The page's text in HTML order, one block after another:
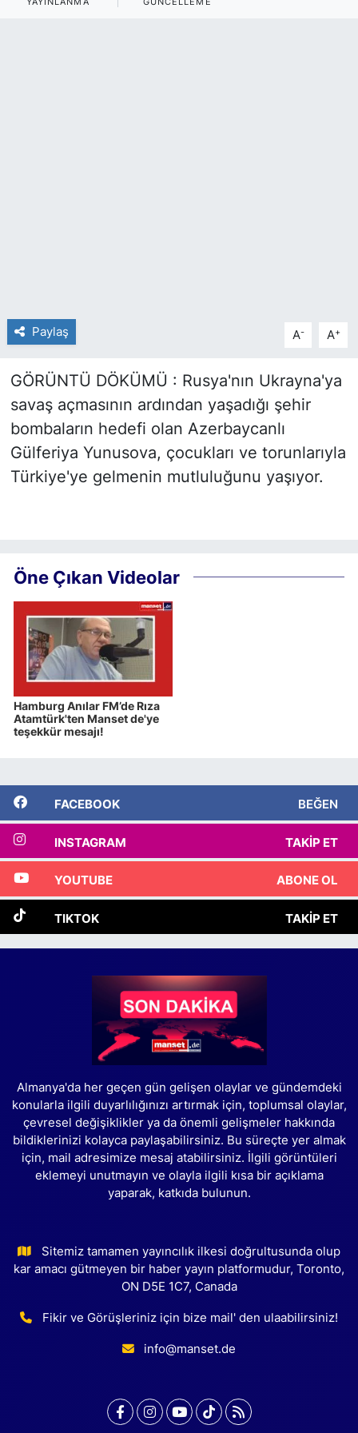
Paylaş A- A+
GÖRÜNTÜ DÖKÜMÜ : Rusya'nın Ukrayna'ya
savaş açmasının ardından yaşadığı şehir
bombaların hedefi olan Azerbaycanlı
Gülferiya Yunusova, çocukları ve torunlarıyla
Türkiye'ye gelmenin mutluluğunu yaşıyor.
Öne Çıkan Videolar
Hamburg Anılar FM’de Rıza
Atamtürk'ten Manset de'ye
teşekkür mesajı!
FACEBOOK BEĞEN
INSTAGRAM TAKIP ET
YOUTUBE ABONE OL
TIKTOK TAKIP ET
Almanya'da her geçen gün gelişen olaylar ve gündemdeki
konularla ilgili duyarlılığınızı artırmak için, toplumsal olaylar,
çevresel değişiklikler ya da önemli gelişmeler hakkında
bildiklerinizi kolayca paylaşabilirsiniz. Bu süreçte yer almak
için, mail adresimize mesaj atabilirsiniz. İlgili görüntüleri
eklemeyi unutmayın ve olayla ilgili kısa bir açıklama
yaparak, katkıda bulunun.
Sitemiz tamamen yayıncılık ilkesi doğrultusunda olup
kar amacı gütmeyen bir haber yayın platformudur, Toronto,
ON D5E 1C7, Canada
Fikir ve Görüşleriniz için bize mail' den ulaabilirsiniz!
info@manset.de